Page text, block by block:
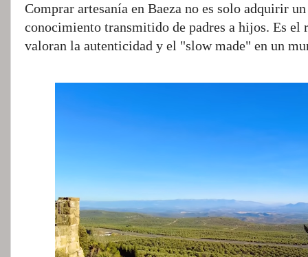
Comprar artesanía en Baeza no es solo adquirir
conocimiento transmitido de padres a hijos. Es el
valoran la autenticidad y el "slow made" en un